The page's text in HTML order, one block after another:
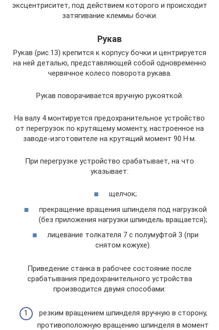
эксцентриситет, под действием которого и происходит
затягивание клеммы бочки.
Рукав
Рукав (рис.13) крепится к корпусу бочки и центрируется
на ней деталью, представляющей собой одновременно
червячное колесо поворота рукава.
Рукав поворачивается вручную рукояткой.
На валу 4 монтируется предохранительное устройство
от перегрузок по крутящему моменту, настроенное на
заводе-изготовителе на крутящий момент 90 Н·м.
При перегрузке устройство срабатывает, на что
указывает:
щелчок;
прекращение вращения шпинделя под нагрузкой
(без приложения нагрузки шпиндель вращается);
лицевание толкателя 7 с полумуфтой 3 (при
снятом кожухе).
Приведение станка в рабочее состояние после
срабатывания предохранительного устройства
производится двумя способами:
резким вращением шпинделя вручную в сторону,
противоположную вращению шпинделя в момент